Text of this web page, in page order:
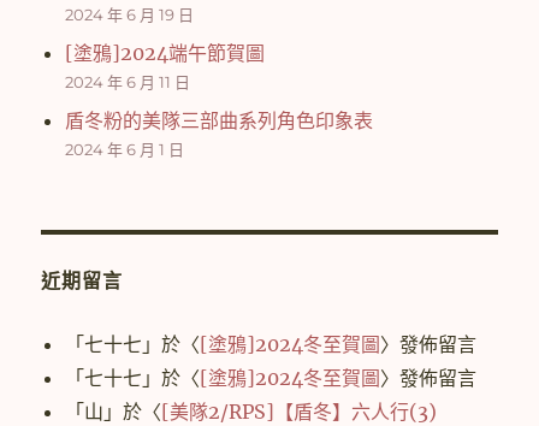
2024 年 6 月 19 日
[塗鴉]2024端午節賀圖
2024 年 6 月 11 日
盾冬粉的美隊三部曲系列角色印象表
2024 年 6 月 1 日
近期留言
「七十七 」於〈[塗鴉]2024冬至賀圖〉發佈留言
「七十七 」於〈[塗鴉]2024冬至賀圖〉發佈留言
「山 」於〈[美隊2/RPS]【盾冬】六人行(3)